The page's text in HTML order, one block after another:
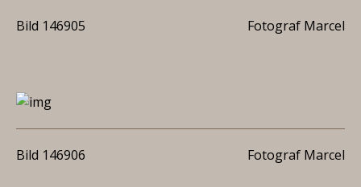
Bild 146905 Fotograf Marcel
Bild 146906 Fotograf Marcel